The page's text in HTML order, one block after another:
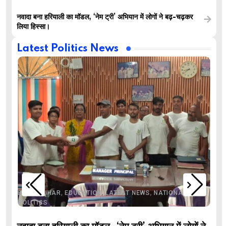
नवादा बना हरियाली का मॉडल, ‘नेम ट्री’ अभियान में लोगों ने बढ़-चढ़कर
लिया हिस्सा।
Latest Politics News
BIHAR,BIHAR, EDUCATION ,LATEST NEWS,NATIONAL
POLITICS